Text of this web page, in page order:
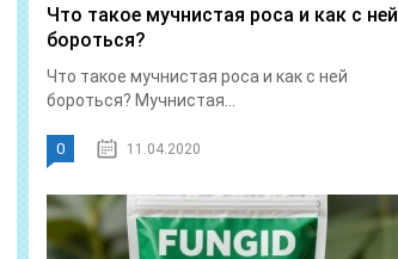
Что такое мучнистая роса и как с ней
бороться?
Что такое мучнистая роса и как с ней
бороться? Мучнистая...
0 11.04.2020